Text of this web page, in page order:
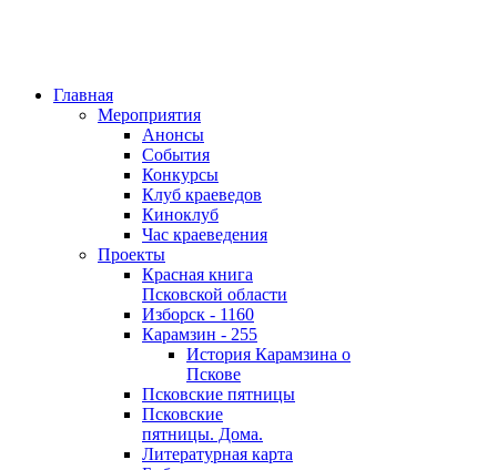
Главная
Мероприятия
Анонсы
События
Конкурсы
Клуб краеведов
Киноклуб
Час краеведения
Проекты
Красная книга
Псковской области
Изборск - 1160
Карамзин - 255
История Карамзина о
Пскове
Псковские пятницы
Псковские
пятницы. Дома.
Литературная карта